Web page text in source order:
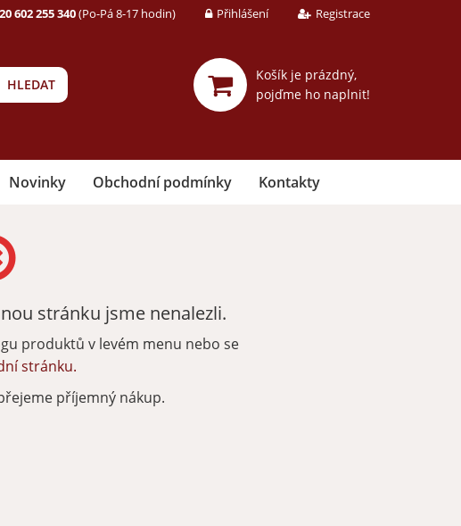
602 255 340(Po-Pá 8-17 hodin) Přihlášení Registrace
HLEDAT
Košík je prázdný,
pojďme ho naplnit!
Novinky Obchodní podmínky Kontakty
stránku jsme nenalezli.
produktů v levém menu nebo se
stránku.
příjemný nákup.